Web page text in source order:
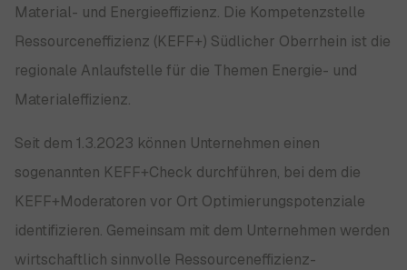
Material- und Energieeffizienz. Die Kompetenzstelle
Ressourceneffizienz (KEFF+) Südlicher Oberrhein ist die
regionale Anlaufstelle für die Themen Energie- und
Materialeffizienz.
Seit dem 1.3.2023 können Unternehmen einen
sogenannten KEFF+Check durchführen, bei dem die
KEFF+Moderatoren vor Ort Optimierungspotenziale
identifizieren. Gemeinsam mit dem Unternehmen werden
wirtschaftlich sinnvolle Ressourceneffizienz-